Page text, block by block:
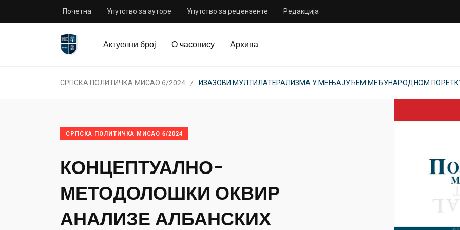
Почетна Упутство за ауторе Упутство за рецензенте Редакција
Актуелни број О часопису Архива
СРПСКА ПОЛИТИЧКА МИСАО 6/2024 ИЗАЗОВИ МУЛТИЛАТЕРАЛИЗМА У МЕЊАЈУЋЕМ МЕЂУНАРОДНОМ
СРПСКА ПОЛИТИЧКА МИСАО 6/2024
КОНЦЕПТУАЛНО-
МЕТОДОЛОШКИ ОКВИР
АНАЛИЗЕ АЛБАНСКИХ